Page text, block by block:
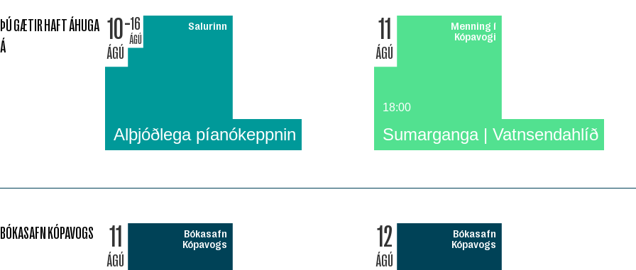
ÞÚ GÆTIR HAFT ÁHUGA
Á
10
ÁGÚ
16
ÁGÚ
Salurinn
Alþjóðlega píanókeppnin
11
ÁGÚ
Menning í
Kópavogi
18:00
Sumarganga | Vatnsendahlíð
BÓKASAFN KÓPAVOGS 11
ÁGÚ
Bókasafn
Kópavogs
12
ÁGÚ
Bókasafn
Kópavogs